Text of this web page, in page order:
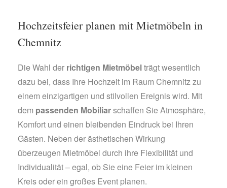
Hochzeitsfeier planen mit Mietmöbeln in
Chemnitz
Die Wahl der richtigen Mietmöbelträgt wesentlich
dazu bei, dass Ihre Hochzeit im Raum Chemnitz zu
einem einzigartigen und stilvollen Ereignis wird. Mit
dem passenden Mobiliarschaffen Sie Atmosphäre,
Komfort und einen bleibenden Eindruck bei Ihren
Gästen. Neben der ästhetischen Wirkung
überzeugen Mietmöbel durch ihre Flexibilität und
Individualität – egal, ob Sie eine Feier im kleinen
Kreis oder ein großes Event planen.